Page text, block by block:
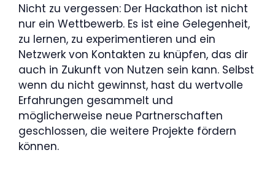
Nicht zu vergessen: Der Hackathon ist nicht
nur ein Wettbewerb. Es ist eine Gelegenheit,
zu lernen, zu experimentieren und ein
Netzwerk von Kontakten zu knüpfen, das dir
auch in Zukunft von Nutzen sein kann. Selbst
wenn du nicht gewinnst, hast du wertvolle
Erfahrungen gesammelt und
möglicherweise neue Partnerschaften
geschlossen, die weitere Projekte fördern
können.